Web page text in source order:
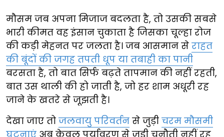
मौसम जब अपना मिजाज बदलता है, तो उसकी सबसे
भारी कीमत वह इंसान चुकाता है जिसका चूल्हा रोज
की कड़ी मेहनत पर जलता है। जब आसमान से राहत
की बूंदों की जगह तपती धूप या तबाही का पानी
बरसता है, तो बात सिर्फ बढ़ते तापमान की नहीं रहती,
बात उस थाली की हो जाती है, जो हर शाम अधूरी रह
जाने के खतरे से जूझती है।
देखा जाए तो जलवायु परिवर्तन से जुड़ी चरम मौसमी
घटनाएं अब केवल पर्यावरण से जुड़ी चुनौती नहीं रह